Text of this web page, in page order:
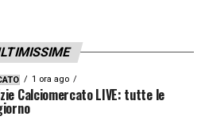
–«C’era la possibilità
e Trabucchi, mentre
1 ora ago
Calciomercato LIVE: tutte le